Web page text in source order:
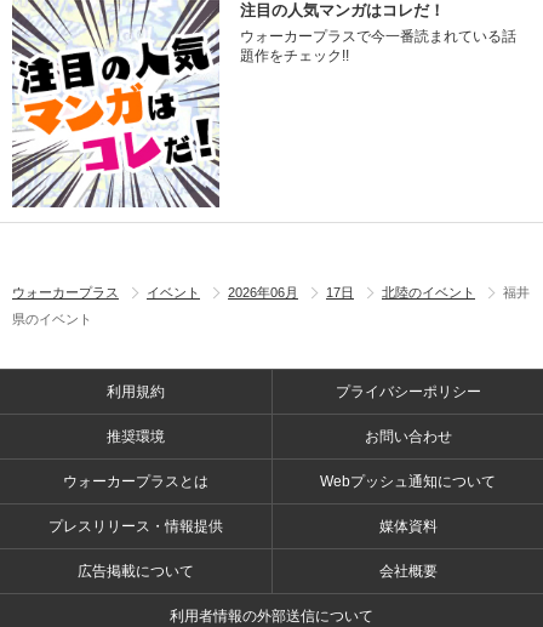
注目の人気マンガはコレだ！
ウォーカープラスで今一番読まれている話
題作をチェック!!
ウォーカープラス イベント 2026年06月 17日 北陸のイベント
福井
県のイベント
利用規約 プライバシーポリシー
推奨環境 お問い合わせ
ウォーカープラスとは Webプッシュ通知について
プレスリリース・情報提供 媒体資料
広告掲載について 会社概要
利用者情報の外部送信について